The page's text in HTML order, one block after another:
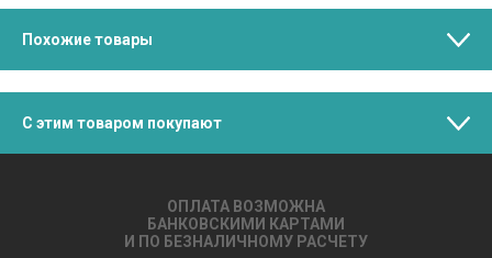
Похожие товары
С этим товаром покупают
ОПЛАТА ВОЗМОЖНА
БАНКОВСКИМИ КАРТАМИ
И ПО БЕЗНАЛИЧНОМУ РАСЧЕТУ